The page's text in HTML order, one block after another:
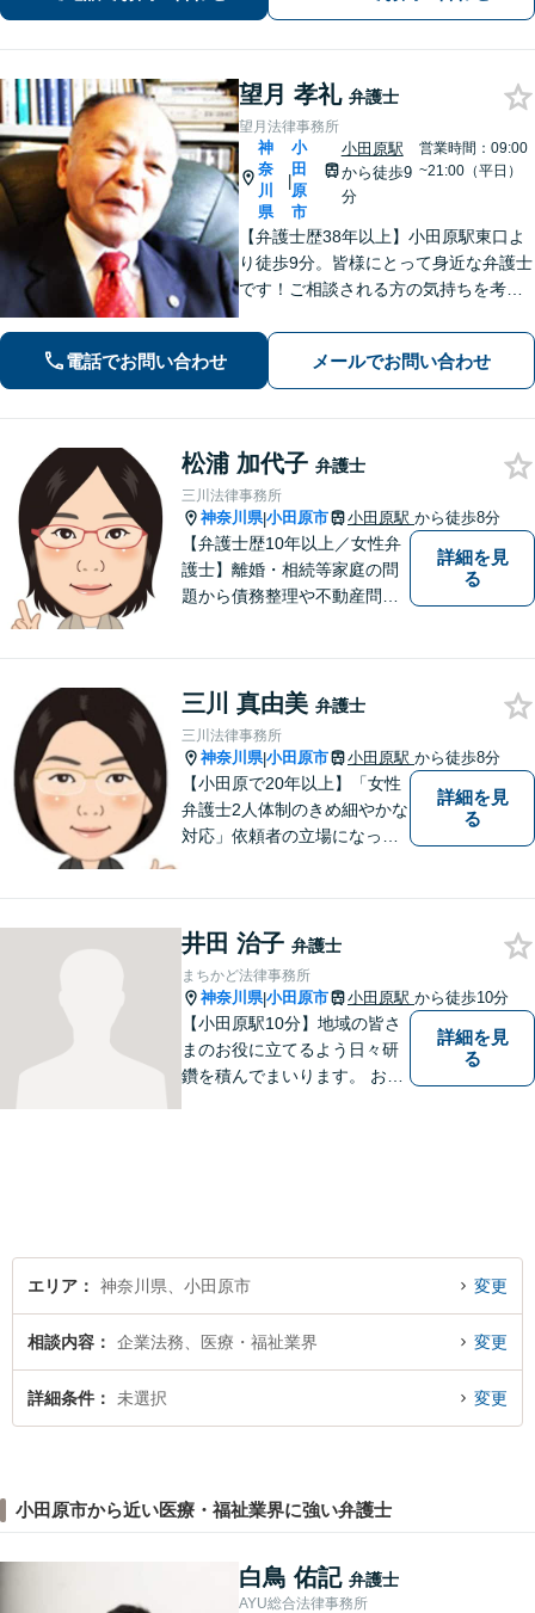
望月 孝礼 弁護士
望月法律事務所
神
奈
川
県
|
小
田
原
市
小田原駅
から徒歩9
分
営業時間：09:00
~21:00（平日）
【弁護士歴38年以上】小田原駅東口よ
り徒歩9分。皆様にとって身近な弁護士
です！ご相談される方の気持ちを考え
して頼んで良かったと思われる、そう
いう弁護士でいようと日々努めていま
す。 まずはご相談ください。
電話でお問い合わせ メールでお問い合わせ
松浦 加代子 弁護士
三川法律事務所
神奈川県|小田原市 小田原駅 から徒歩8分
【弁護士歴10年以上／女性弁
護士】離婚・相続等家庭の問
題から債務整理や不動産問題
た解決方法を提案できるよう
努めます。【小田原駅8分／子
連れ相談可】お気軽にご相談
ください。
詳細を見
る
三川 真由美 弁護士
三川法律事務所
神奈川県|小田原市 小田原駅 から徒歩8分
【小田原で20年以上】「女性
弁護士2人体制のきめ細やかな
対応」依頼者の立場になって
す。【離婚／子連れ相談可】
複雑・高額な財産分与も安心
【民事信託士】資格を生かし
た相続対策
詳細を見
る
井田 治子 弁護士
まちかど法律事務所
神奈川県|小田原市 小田原駅 から徒歩10分
【小田原駅10分】地域の皆さ
まのお役に立てるよう日々研
鑽を積んでまいります。 お気
詳細を見
る
エリア 神奈川県、小田原市 変更
相談内容 企業法務、医療・福祉業界 変更
詳細条件 未選択 変更
小田原市から近い医療・福祉業界に強い弁護士
白鳥 佑記 弁護士
AYU総合法律事務所